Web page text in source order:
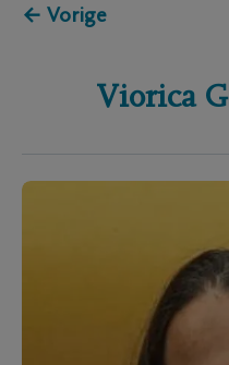
← Vorige
Viorica